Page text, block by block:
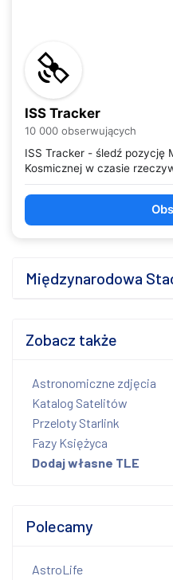
ISS Tracker
10 000 obserwujących
ISS Tracker - śledź pozycję
Kosmicznej w czasie
Międzynarodowa
Zobacz także
Astronomiczne zdjęcia
Katalog Satelitów
Przeloty Starlink
Fazy Księżyca
Dodaj własne TLE
Polecamy
AstroLife